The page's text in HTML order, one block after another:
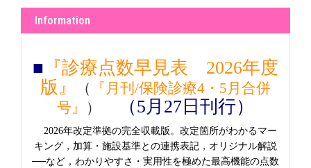
Information
■ 『診療点数早見表 2026年度
版』
（
『月刊/保険診療4・5月合併
号』
） （5月27日刊行）
2026年改定準拠の完全収載版。改定箇所がわかるマー
キング，加算・施設基準との連携表記，オリジナル解説
──など，わかりやすさ・実用性を極めた最高機能の点数